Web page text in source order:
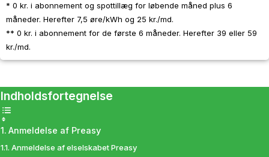
* 0 kr. i abonnement og spottillæg for løbende måned plus 6
måneder. Herefter 7,5 øre/kWh og 25 kr./md.
** 0 kr. i abonnement for de første 6 måneder. Herefter 39 eller 59
kr./md.
Indholdsfortegnelse
Anmeldelse af Preasy
Anmeldelse af elselskabet Preasy